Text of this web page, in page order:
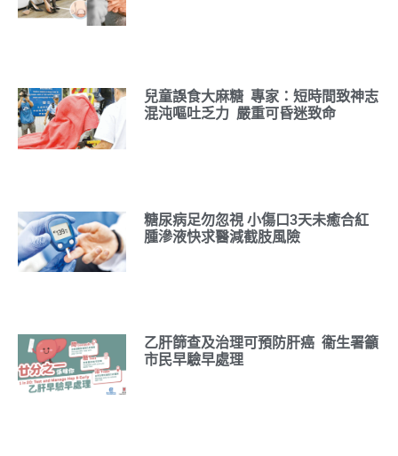
兒童誤食大麻糖 專家：短時間致神志
混沌嘔吐乏力 嚴重可昏迷致命
糖尿病足勿忽視 小傷口3天未癒合紅
腫滲液快求醫減截肢風險
乙肝篩查及治理可預防肝癌 衞生署籲
市民早驗早處理